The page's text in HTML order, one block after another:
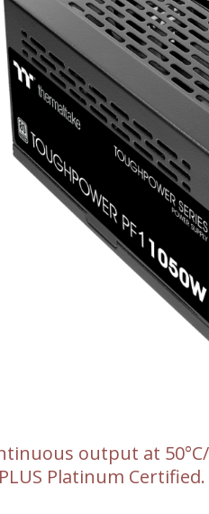
output at
Platinum Certified.